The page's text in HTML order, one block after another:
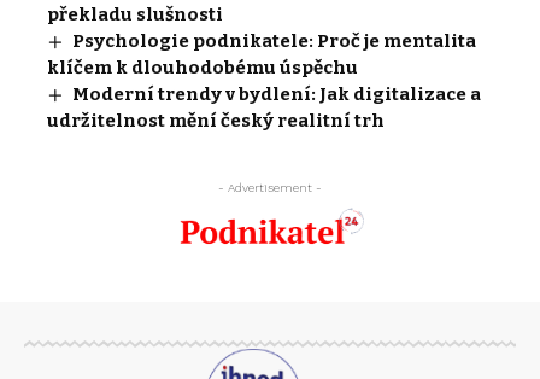
překladu slušnosti
Psychologie podnikatele: Proč je mentalita
klíčem k dlouhodobému úspěchu
Moderní trendy v bydlení: Jak digitalizace a
udržitelnost mění český realitní trh
- Advertisement -